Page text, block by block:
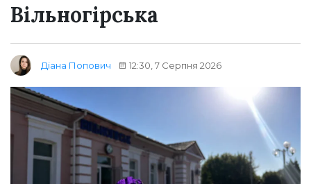
Вільногірська
Діана Попович 12:30, 7 Серпня 2026